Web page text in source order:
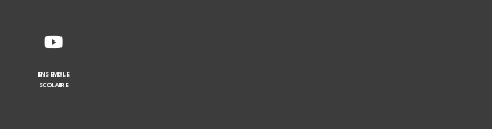
ENSEMBLE
SCOLAIRE